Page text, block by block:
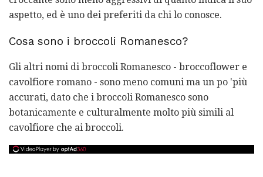
aspetto, ed è uno dei preferiti da chi lo conosce.
Cosa sono i broccoli Romanesco?
Gli altri nomi di broccoli Romanesco - broccoflower e
cavolfiore romano - sono meno comuni ma un po 'più
accurati, dato che i broccoli Romanesco sono
botanicamente e culturalmente molto più simili al
cavolfiore che ai broccoli.